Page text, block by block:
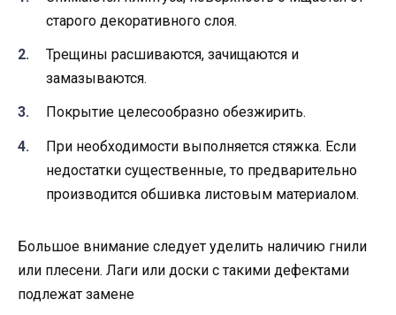
старого декоративного слоя.
Трещины расшиваются, зачищаются и
замазываются.
Покрытие целесообразно обезжирить.
При необходимости выполняется стяжка. Если
недостатки существенные, то предварительно
производится обшивка листовым материалом.
Большое внимание следует уделить наличию гнили
или плесени. Лаги или доски с такими дефектами
подлежат замене